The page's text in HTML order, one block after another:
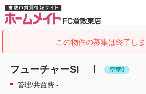
この物件の募集は終了しま
フューチャーSI Ⅰ 空室0
- 管理/共益費 -